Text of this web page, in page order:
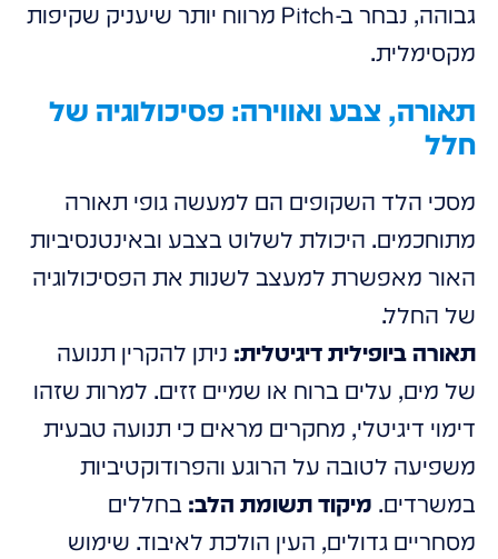
גבוהה, נבחר ב-Pitch מרווח יותר שיעניק שקיפות
מקסימלית.
תאורה, צבע ואווירה: פסיכולוגיה של
חלל
מסכי הלד השקופים הם למעשה גופי תאורה
מתוחכמים. היכולת לשלוט בצבע ובאינטנסיביות
האור מאפשרת למעצב לשנות את הפסיכולוגיה
של החלל.
תאורה ביופילית דיגיטלית: ניתן להקרין תנועה
של מים, עלים ברוח או שמיים זזים. למרות שזהו
דימוי דיגיטלי, מחקרים מראים כי תנועה טבעית
משפיעה לטובה על הרוגע והפרודוקטיביות
במשרדים. מיקוד תשומת הלב: בחללים
מסחריים גדולים, העין הולכת לאיבוד. שימוש